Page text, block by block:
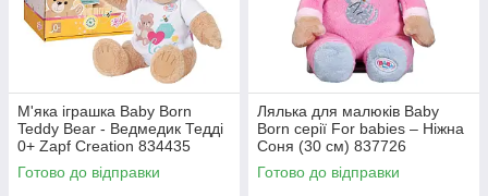
М'яка іграшка Baby Born
Teddy Bear - Ведмедик Тедді
0+ Zapf Creation 834435
Готово до відправки
Лялька для малюків Baby
Born серії For babies – Ніжна
Соня (30 см) 837726
Готово до відправки